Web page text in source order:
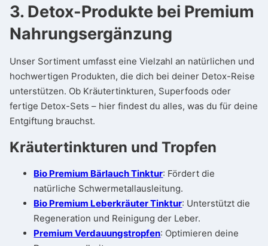
3. Detox-Produkte bei Premium
Nahrungsergänzung
Unser Sortiment umfasst eine Vielzahl an natürlichen und
hochwertigen Produkten, die dich bei deiner Detox-Reise
unterstützen. Ob Kräutertinkturen, Superfoods oder
fertige Detox-Sets – hier findest du alles, was du für deine
Entgiftung brauchst.
Kräutertinkturen und Tropfen
Bio Premium Bärlauch Tinktur: Fördert die
natürliche Schwermetallausleitung.
Bio Premium Leberkräuter Tinktur: Unterstützt die
Regeneration und Reinigung der Leber.
Premium Verdauungstropfen: Optimieren deine